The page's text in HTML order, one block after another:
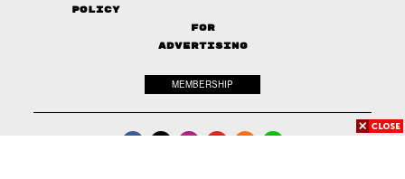
Policy
FOR
ADVERTISING
MEMBERSHIP